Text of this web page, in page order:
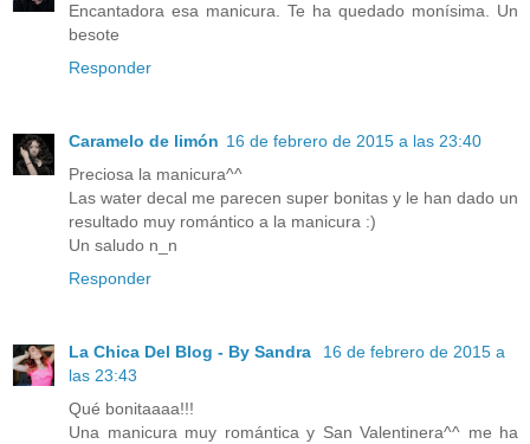
Encantadora esa manicura. Te ha quedado monísima. Un
besote
Responder
Caramelo de limón 16 de febrero de 2015 a las 23:40
Preciosa la manicura^^
Las water decal me parecen super bonitas y le han dado un
resultado muy romántico a la manicura :)
Un saludo n_n
Responder
La Chica Del Blog - By Sandra
16 de febrero de 2015 a
las 23:43
Qué bonitaaaa!!!
Una manicura muy romántica y San Valentinera^^ me ha